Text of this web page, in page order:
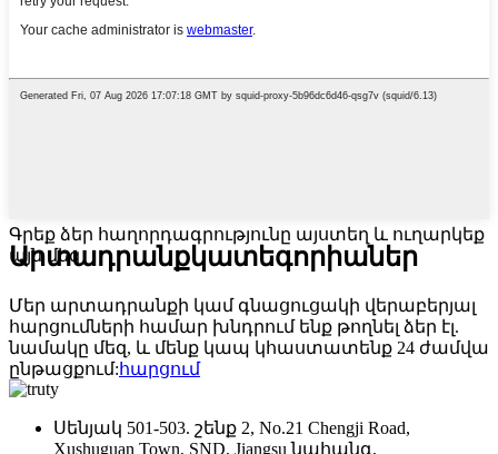
Գրեք ձեր հաղորդագրությունը այստեղ և ուղարկեք
այն մեզ
Արտադրանքկատեգորիաներ
Մեր արտադրանքի կամ գնացուցակի վերաբերյալ
հարցումների համար խնդրում ենք թողնել ձեր էլ.
նամակը մեզ, և մենք կապ կհաստատենք 24 ժամվա
ընթացքում: հարցում
Սենյակ 501-503. շենք 2, No.21 Chengji Road,
Xushuguan Town, SND, Jiangsu նահանգ,